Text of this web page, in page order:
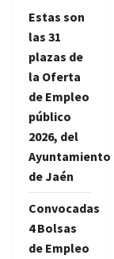
Estas son
las 31
plazas de
la Oferta
de Empleo
público
2026, del
Ayuntamiento
de Jaén
Convocadas
4 Bolsas
de Empleo